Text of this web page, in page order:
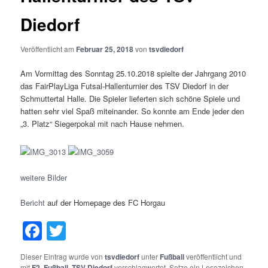
Diedorf
Veröffentlicht am Februar 25, 2018vontsvdiedorf
Am Vormittag des Sonntag 25.10.2018 spielte der Jahrgang 2010
das FairPlayLiga Futsal-Hallenturnier des TSV Diedorf in der
Schmuttertal Halle. Die Spieler lieferten sich schöne Spiele und
hatten sehr viel Spaß miteinander. So konnte am Ende jeder den
„3. Platz“ Siegerpokal mit nach Hause nehmen.
weitere Bilder
Bericht auf der Homepage des FC Horgau
Facebook
Dieser Eintrag wurde vontsvdiedorfunter Fußballveröffentlicht und